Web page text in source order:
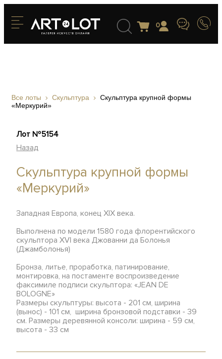
0
Все лоты Скульптура
Скульптура крупной формы
«Меркурий»
Лот №5154
Назад
Скульптура крупной формы
«Меркурий»
Западная Европа, конец XIX века.
Выполнена по модели 1580 года флорентийского
скульптора XVI века Джованни да Болонья
(Джамболонья)
Бронза, литье, проработка, патинирование,
монтировка, на постаменте воспроизведение
факсимиле подписи скульптора: «JEAN DE
BOLOGNE»
Размеры скульптуры: высота - 201 см, ширина
(вынос) - 101 см, ширина бронзовой подставки - 39
см. Размеры деревянной консоли: ширина - 59 см,
высота - 33 см